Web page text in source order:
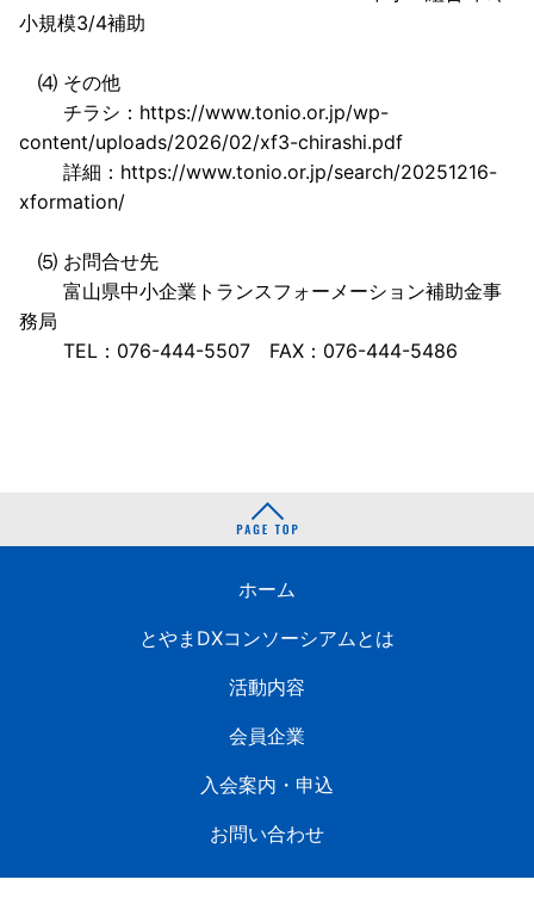
小規模3/4補助
⑷ その他
チラシ：https://www.tonio.or.jp/wp-
content/uploads/2026/02/xf3-chirashi.pdf
詳細：https://www.tonio.or.jp/search/20251216-
xformation/
⑸ お問合せ先
富山県中小企業トランスフォーメーション補助金事
務局
TEL：076-444-5507 FAX：076-444-5486
ホーム
とやまDXコンソーシアムとは
活動内容
会員企業
入会案内・申込
お問い合わせ